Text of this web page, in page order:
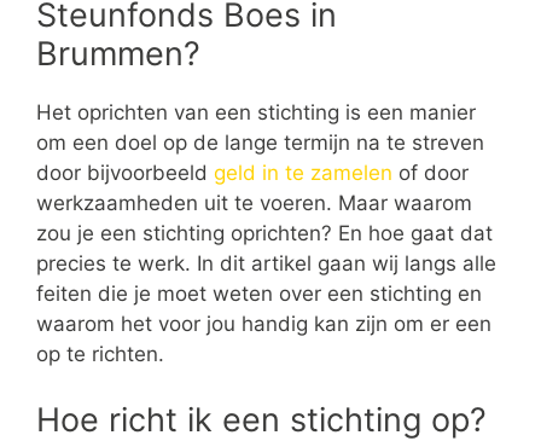
Steunfonds Boes in
Brummen?
Het oprichten van een stichting is een manier
om een doel op de lange termijn na te streven
door bijvoorbeeld geld in te zamelen of door
werkzaamheden uit te voeren. Maar waarom
zou je een stichting oprichten? En hoe gaat dat
precies te werk. In dit artikel gaan wij langs alle
feiten die je moet weten over een stichting en
waarom het voor jou handig kan zijn om er een
op te richten.
Hoe richt ik een stichting op?